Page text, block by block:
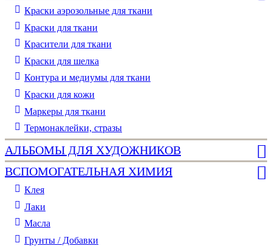
Краски аэрозольные для ткани
Краски для ткани
Красители для ткани
Краски для шелка
Контура и медиумы для ткани
Краски для кожи
Маркеры для ткани
Термонаклейки, стразы
АЛЬБОМЫ ДЛЯ ХУДОЖНИКОВ
ВСПОМОГАТЕЛЬНАЯ ХИМИЯ
Клея
Лаки
Масла
Грунты / Добавки